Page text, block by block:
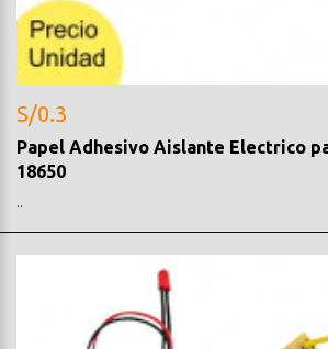
S/0.3
Papel Adhesivo Aislante Electrico
18650
..